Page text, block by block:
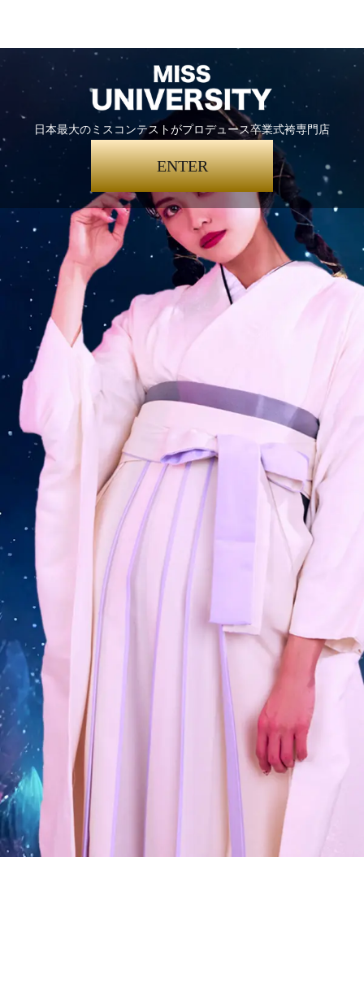
日本最大のミスコンテストがプロデュース卒業式袴専門店
ENTER